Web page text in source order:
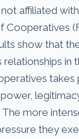
affiliated
Cooperatives
show that
in
takes
The more
they